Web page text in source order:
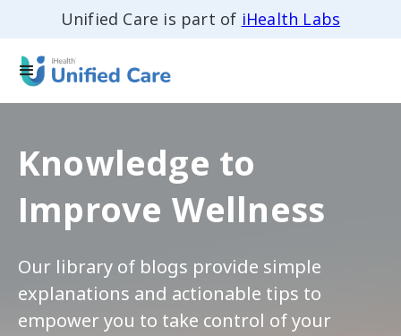
Unified Care is part of iHealth Labs
Knowledge to
Improve Wellness
Our library of blogs provide simple
explanations and actionable tips to
empower you to take control of your